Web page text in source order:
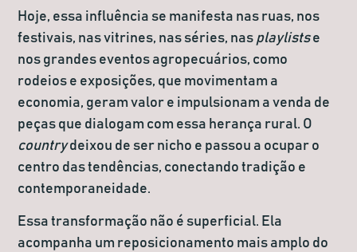
Hoje, essa influência se manifesta nas ruas, nos
festivais, nas vitrines, nas séries, nas playlistse
nos grandes eventos agropecuários, como
rodeios e exposições, que movimentam a
economia, geram valor e impulsionam a venda de
peças que dialogam com essa herança rural. O
countrydeixou de ser nicho e passou a ocupar o
centro das tendências, conectando tradição e
contemporaneidade.
Essa transformação não é superficial. Ela
acompanha um reposicionamento mais amplo do